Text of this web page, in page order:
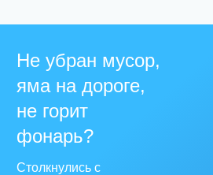
Не убран мусор,
яма на дороге,
не горит
фонарь?
Столкнулись с